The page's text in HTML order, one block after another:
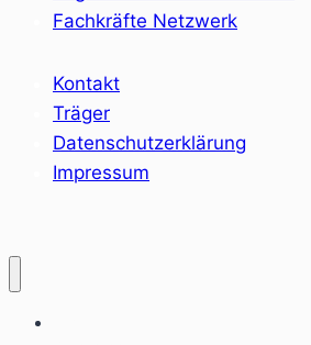
Fachkräfte Netzwerk
Kontakt
Träger
Datenschutzerklärung
Impressum